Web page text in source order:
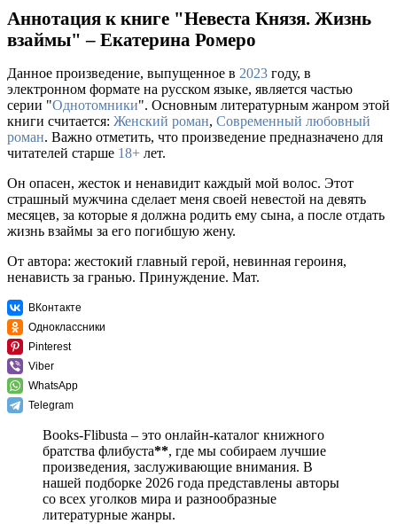
Аннотация к книге "Невеста Князя. Жизнь
взаймы" – Екатерина Ромеро
Данное произведение, выпущенное в 2023 году, в
электронном формате на русском языке, является частью
серии "Однотомники". Основным литературным жанром этой
книги считается: Женский роман, Современный любовный
роман. Важно отметить, что произведение предназначено для
читателей старше 18+ лет.
Он опасен, жесток и ненавидит каждый мой волос. Этот
страшный мужчина сделает меня своей невестой на девять
месяцев, за которые я должна родить ему сына, а после отдать
жизнь взаймы за его погибшую жену.
От автора: жестокий главный герой, невинная героиня,
ненависть за гранью. Принуждение. Мат.
ВКонтакте
Одноклассники
Pinterest
Viber
WhatsApp
Telegram
Books-Flibusta – это онлайн-каталог книжного
братства флибуста**, где мы собираем лучшие
произведения, заслуживающие внимания. В
нашей подборке 2026 года представлены авторы
со всех уголков мира и разнообразные
литературные жанры.